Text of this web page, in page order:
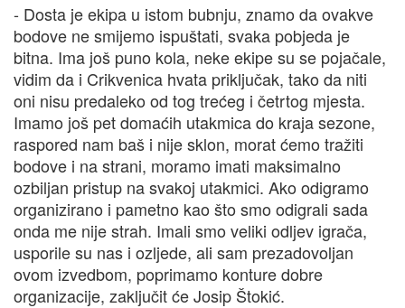
- Dosta je ekipa u istom bubnju, znamo da ovakve
bodove ne smijemo ispuštati, svaka pobjeda je
bitna. Ima još puno kola, neke ekipe su se pojačale,
vidim da i Crikvenica hvata priključak, tako da niti
oni nisu predaleko od tog trećeg i četrtog mjesta.
Imamo još pet domaćih utakmica do kraja sezone,
raspored nam baš i nije sklon, morat ćemo tražiti
bodove i na strani, moramo imati maksimalno
ozbiljan pristup na svakoj utakmici. Ako odigramo
organizirano i pametno kao što smo odigrali sada
onda me nije strah. Imali smo veliki odljev igrača,
usporile su nas i ozljede, ali sam prezadovoljan
ovom izvedbom, poprimamo konture dobre
organizacije, zaključit će Josip Štokić.